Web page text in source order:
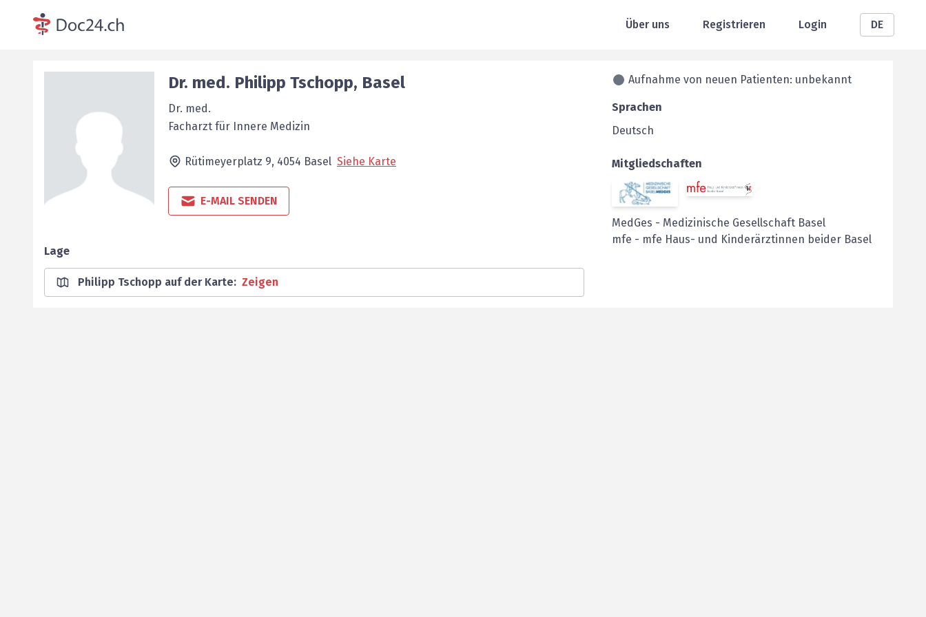
Über uns Registrieren Login DE
Dr. med. Philipp Tschopp, Basel
Dr. med.
Facharzt für Innere Medizin
Rütimeyerplatz 9, 4054 Basel Siehe Karte
E-MAIL SENDEN
Lage
Philipp Tschopp auf der Karte: Zeigen
Aufnahme von neuen Patienten: unbekannt
Sprachen
Deutsch
Mitgliedschaften
MedGes - Medizinische Gesellschaft Basel
mfe - mfe Haus- und Kinderärztinnen beider Basel